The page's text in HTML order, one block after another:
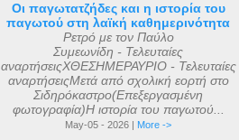
Οι παγωτατζήδες και η ιστορία του
παγωτού στη λαϊκή καθημερινότητα
Ρετρό με τον Παύλο
Συμεωνίδη - Τελευταίες
αναρτήσειςΧΘΕΣΗΜΕΡΑΥΡΙΟ - Τελευταίες
αναρτήσειςΜετά από σχολική εορτή στο
Σιδηρόκαστρο(Επεξεργασμένη
φωτογραφία)Η ιστορία του παγωτού...
May-05 - 2026 | More ->